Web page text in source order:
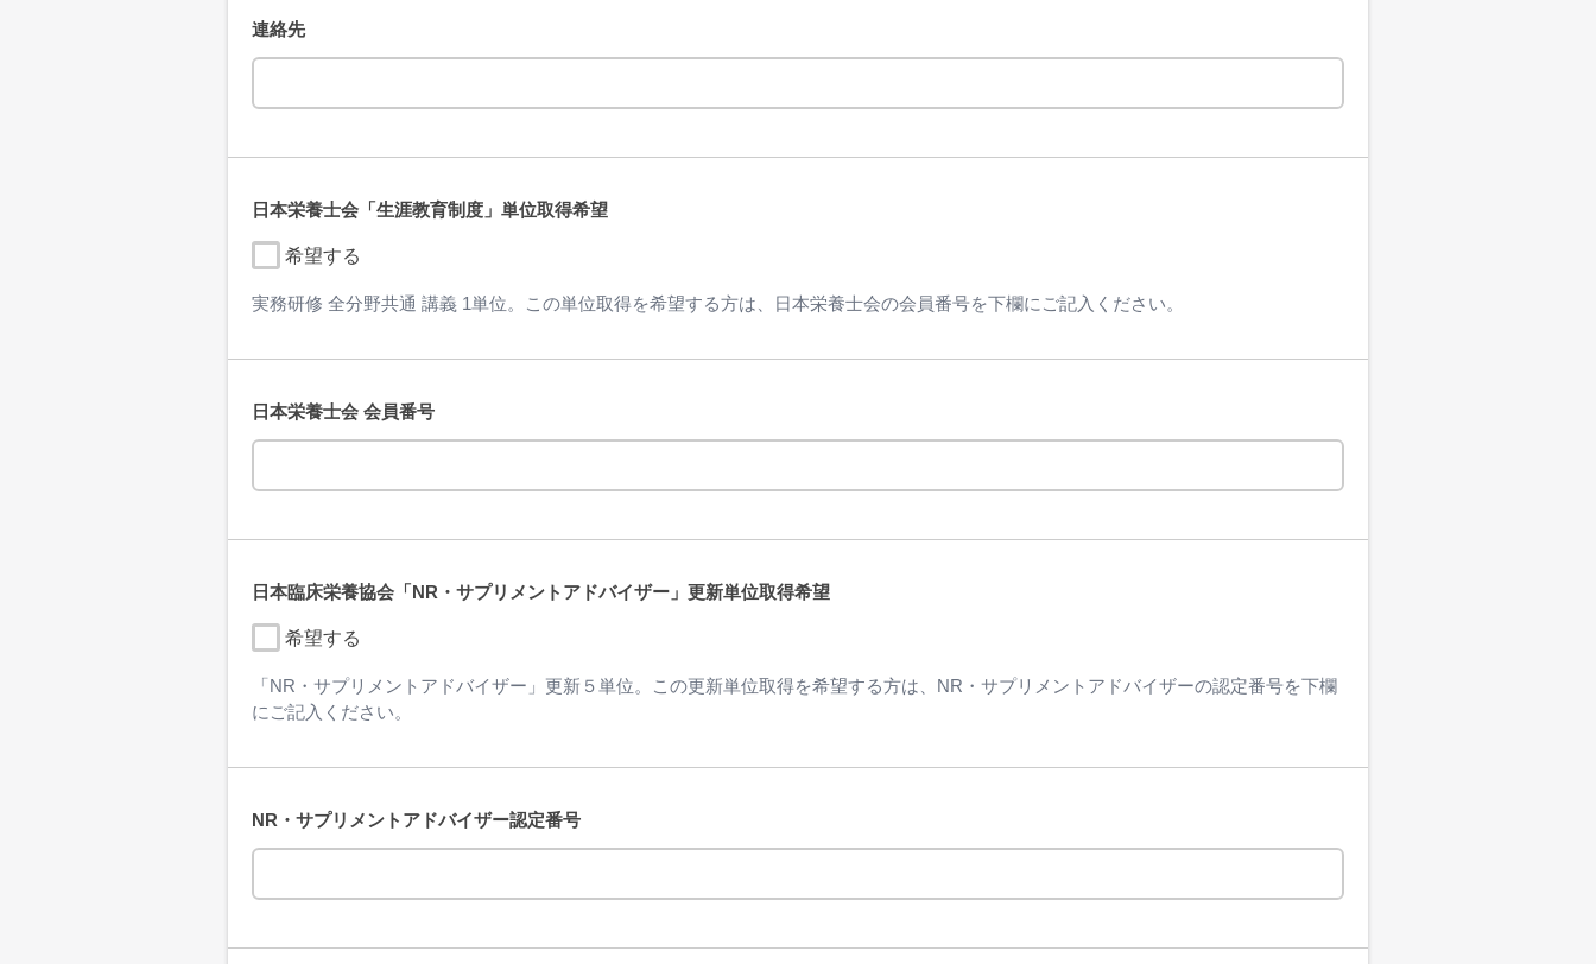
連絡先
日本栄養士会「生涯教育制度」単位取得希望
希望する
実務研修 全分野共通 講義 1単位。この単位取得を希望する方は、日本栄養士会の会員番号を下欄にご記入ください。
日本栄養士会 会員番号
日本臨床栄養協会「NR・サプリメントアドバイザー」更新単位取得希望
希望する
「NR・サプリメントアドバイザー」更新５単位。この更新単位取得を希望する方は、NR・サプリメントアドバイザーの認定番号を下欄
にご記入ください。
NR・サプリメントアドバイザー認定番号